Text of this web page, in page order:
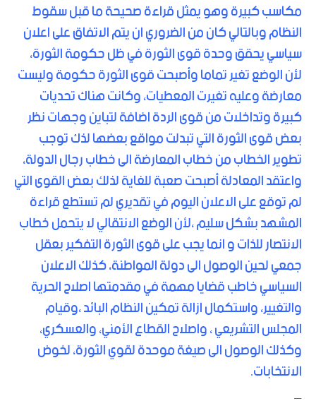
مكاسب كبيرة وهو يمثل قراءة صحيحة ما قبل سقوط
النظام وبالتالي كان من الضروري ان يتم الاتفاق على اعلان
سياسي يحقق وحدة قوى الثورة في ظل حكومة الثورة،
لأن الوضع تغير تماما وأصبحت قوى الثورة حكومة وليست
معارضة وعليه تغيرت المعطيات، وكانت هناك تحديات
كبيرة وتداخلات من قوى الردة اضافة لتباين وجهات نظر
بعض قوى الثورة التي تبدلت مواقع بعضها لذك توجب
تطوير الخطاب من خطاب المعارضة الى خطاب رجال الدولة،
واعتقد المعادلة أصبحت صعبة للغاية لذلك بعض القوى التي
لم توقع على الاعلان اليوم في تقديري لم تستطع قراءة
المشهد بشكل سليم ،لأن الوضع الانتقالي لا يتحمل خطاب
الانتصار للذات و انما يجب على قوى الثورة التفكير بعقل
جمعي لحين الوصول الى دولة المواطنة، كذلك الاعلان
السياسي خاطب قضايا مهمة في مقدمتها اصلاح الحرية
والتغيير، واستكمال ازالة تمكين النظام البائد ،وقيام
المجلس التشريعي ، واصلاح القطاع الأمني، والعسكري،
وكذلك الوصول الى صيغة موحدة لقوي الثورة، لخوض
الانتخابات.
_